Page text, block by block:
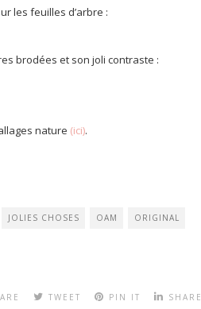
les feuilles d’arbre :
brodées et son joli contraste :
nature (ici).
JOLIES CHOSES OAM ORIGINAL
TWEET PIN IT SHARE